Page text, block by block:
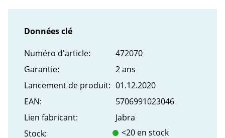
Données clé
Numéro d'article:
472070
Garantie:
2 ans
Lancement de produit: 01.12.2020
EAN:
5706991023046
Lien fabricant:
Jabra
Stock:
<20 en stock